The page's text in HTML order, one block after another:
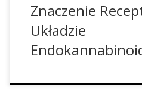
Znaczenie
Układzie